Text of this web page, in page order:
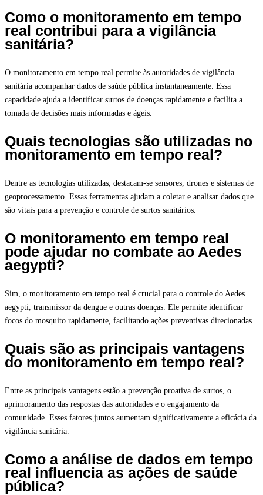
Como o monitoramento em tempo
real contribui para a vigilância
sanitária?
O monitoramento em tempo real permite às autoridades de vigilância
sanitária acompanhar dados de saúde pública instantaneamente. Essa
capacidade ajuda a identificar surtos de doenças rapidamente e facilita a
tomada de decisões mais informadas e ágeis.
Quais tecnologias são utilizadas no
monitoramento em tempo real?
Dentre as tecnologias utilizadas, destacam-se sensores, drones e sistemas de
geoprocessamento. Essas ferramentas ajudam a coletar e analisar dados que
são vitais para a prevenção e controle de surtos sanitários.
O monitoramento em tempo real
pode ajudar no combate ao Aedes
aegypti?
Sim, o monitoramento em tempo real é crucial para o controle do Aedes
aegypti, transmissor da dengue e outras doenças. Ele permite identificar
focos do mosquito rapidamente, facilitando ações preventivas direcionadas.
Quais são as principais vantagens
do monitoramento em tempo real?
Entre as principais vantagens estão a prevenção proativa de surtos, o
aprimoramento das respostas das autoridades e o engajamento da
comunidade. Esses fatores juntos aumentam significativamente a eficácia da
vigilância sanitária.
Como a análise de dados em tempo
real influencia as ações de saúde
pública?